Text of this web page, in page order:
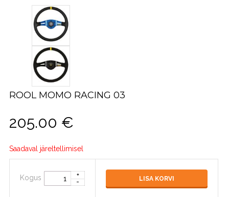
ROOL MOMO RACING 03
205.00 €
Saadaval järeltellimisel
Kogus LISA KORVI